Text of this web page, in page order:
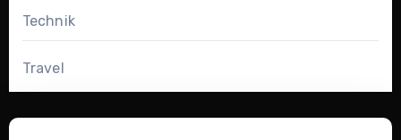
Technik
Travel